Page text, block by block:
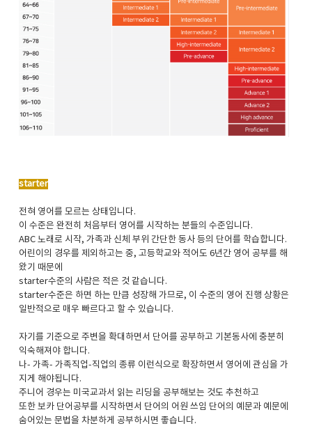
starter
전혀 영어를 모르는 상태입니다.
이 수준은 완전히 처음부터 영어를 시작하는 분들의 수준입니다.
ABC 노래로 시작, 가족과 신체 부위 간단한 동사 등의 단어를 학습합니다.
어린이의 경우를 제외하고는 중, 고등학교와 적어도 6년간 영어 공부를 해
왔기 때문에
starter수준의 사람은 적은 것 같습니다.
starter수준은 하면 하는 만큼 성장해 가므로, 이 수준의 영어 진행 상황은
일반적으로 매우 빠르다고 할 수 있습니다.
자기를 기준으로 주변을 확대하면서 단어를 공부하고 기본동사에 충분히
익숙해져야 합니다.
나- 가족- 가족직업-직업의 종류 이런식으로 확장하면서 영어에 관심을 가
지게 해야됩니다.
주니어 경우는 미국교과서 읽는 리딩을 공부해보는 것도 추천하고
또한 보카 단어공부를 시작하면서 단어의 어원 쓰임 단어의 예문과 예문에
숨어있는 문법을 차분하게 공부하시면 좋습니다.